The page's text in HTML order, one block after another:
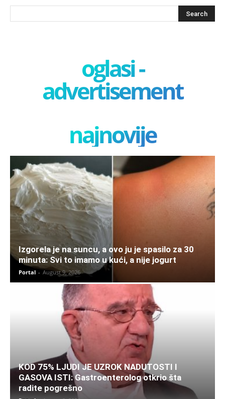
oglasi -
advertisement
najnovije
Izgorela je na suncu, a ovo ju je spasilo za 30
minuta: Svi to imamo u kući, a nije jogurt
Portal - August 9, 2026
KOD 75% LJUDI JE UZROK NADUTOSTI I
GASOVA ISTI: Gastroenterolog otkrio šta
radite pogrešno